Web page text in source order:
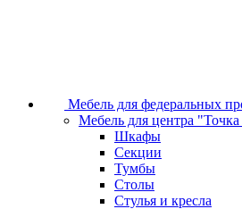
Мебель для федеральных
Мебель для центра "Точка
Шкафы
Секции
Тумбы
Столы
Стулья и кресла